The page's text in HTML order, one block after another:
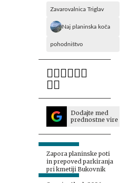
Zavarovalnica Triglav
Naj planinska koča
pohodništvo
Dodajte med
prednostne vire
Zapora planinske poti
in prepoved parkiranja
pri kmetiji Bukovnik